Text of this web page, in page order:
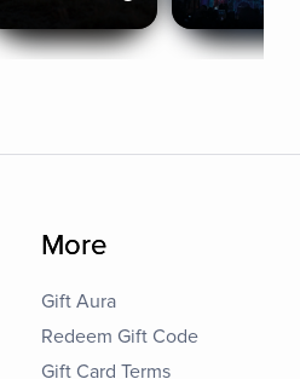
More
Gift Aura
Redeem Gift Code
Gift Card Terms